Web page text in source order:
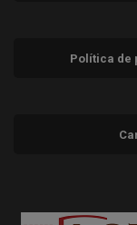
Política de